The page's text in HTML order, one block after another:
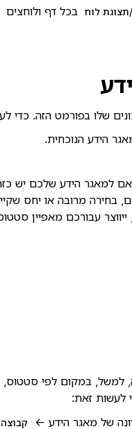
/תצוגת לוח בכל דף ולוחצים
שלו בפורמט הזה. כדי
הידע הנוכחית.
למאגר הידע שלכם יש
בחירה מרובה או יחס
עבורכם מאפיין
למשל, במקום לפי
לעשות זאת:
של מאגר הידע ←
קבוצה